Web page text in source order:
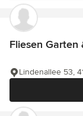
Fliesen Garten
Lindenallee 53,